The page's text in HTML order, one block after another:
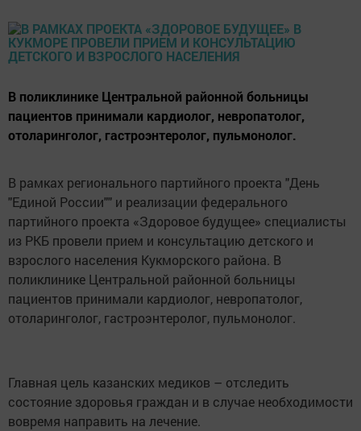
В поликлинике Центральной районной больницы
пациентов принимали кардиолог, невропатолог,
отоларинголог, гастроэнтеролог, пульмонолог.
В рамках регионального партийного проекта "День
"Единой России"" и реализации федерального
партийного проекта «Здоровое будущее» специалисты
из РКБ провели прием и консультацию детского и
взрослого населения Кукморского района. В
поликлинике Центральной районной больницы
пациентов принимали кардиолог, невропатолог,
отоларинголог, гастроэнтеролог, пульмонолог.
Главная цель казанских медиков – отследить
состояние здоровья граждан и в случае необходимости
вовремя направить на лечение.